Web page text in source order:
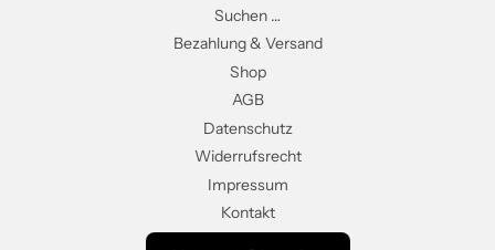
Suchen …
Bezahlung & Versand
Shop
AGB
Datenschutz
Widerrufsrecht
Impressum
Kontakt